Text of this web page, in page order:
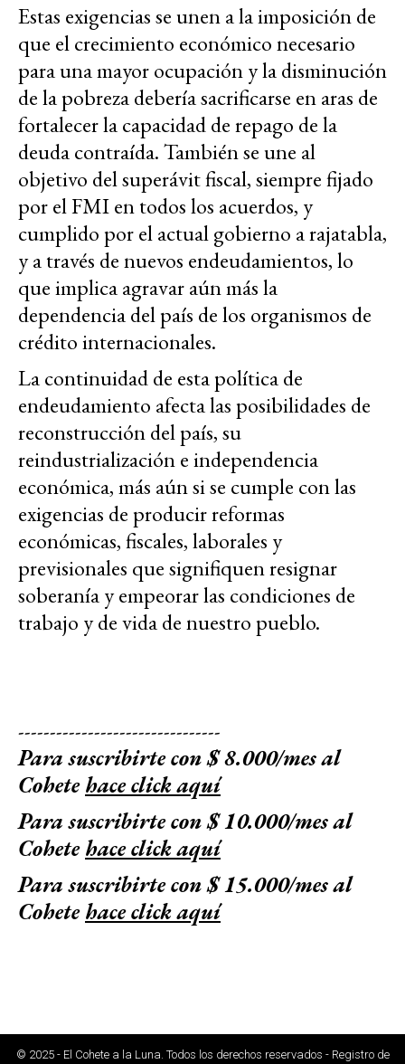
Estas exigencias se unen a la imposición de
que el crecimiento económico necesario
para una mayor ocupación y la disminución
de la pobreza debería sacrificarse en aras de
fortalecer la capacidad de repago de la
deuda contraída. También se une al
objetivo del superávit fiscal, siempre fijado
por el FMI en todos los acuerdos, y
cumplido por el actual gobierno a rajatabla,
y a través de nuevos endeudamientos, lo
que implica agravar aún más la
dependencia del país de los organismos de
crédito internacionales.
La continuidad de esta política de
endeudamiento afecta las posibilidades de
reconstrucción del país, su
reindustrialización e independencia
económica, más aún si se cumple con las
exigencias de producir reformas
económicas, fiscales, laborales y
previsionales que signifiquen resignar
soberanía y empeorar las condiciones de
trabajo y de vida de nuestro pueblo.
--------------------------------
Para suscribirte con $ 8.000/mes al
Cohetehace click aquí
Para suscribirte con $ 10.000/mes al
Cohetehace click aquí
Para suscribirte con $ 15.000/mes al
Cohetehace click aquí
© 2025 - El Cohete a la Luna. Todos los derechos reservados - Registro de